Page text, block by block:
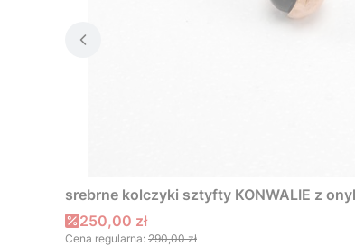
srebrne kolczyki sztyfty KONWALIE z
Cena promocyjna
250,00 zł
Cena regularna: 290,00 zł